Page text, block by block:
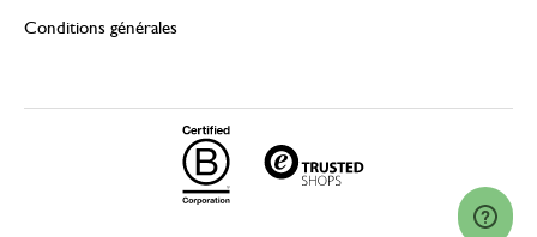
Conditions générales